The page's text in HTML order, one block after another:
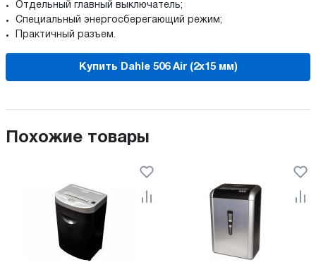
Отдельный главный выключатель;
Специальный энергосберегающий режим;
Практичный разъем.
Купить Dahle 506 Air (2х15 мм)
Похожие товары